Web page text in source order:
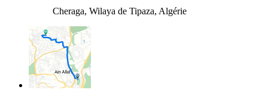
Cheraga, Wilaya de Tipaza, Algérie